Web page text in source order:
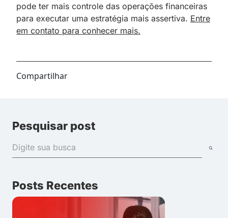
pode ter mais controle das operações financeiras
para executar uma estratégia mais assertiva. Entre
em contato para conhecer mais.
Compartilhar
Pesquisar post
Posts Recentes